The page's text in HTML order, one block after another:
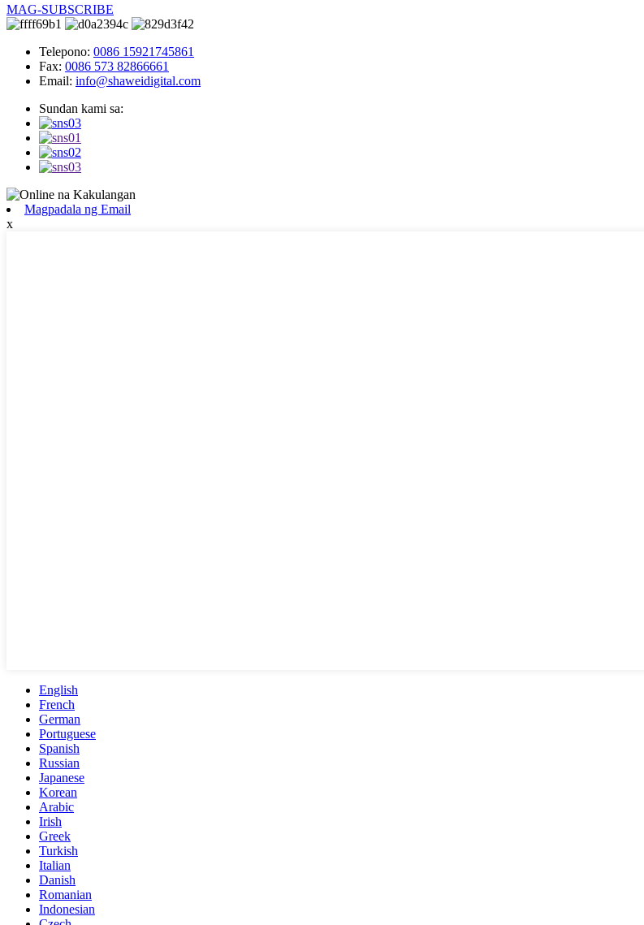
MAG-SUBSCRIBE
Telepono: 0086 15921745861
Fax: 0086 573 82866661
Email: info@shaweidigital.com
Sundan kami sa:
Magpadala ng Email
x
English
French
German
Portuguese
Spanish
Russian
Japanese
Korean
Arabic
Irish
Greek
Turkish
Italian
Danish
Romanian
Indonesian